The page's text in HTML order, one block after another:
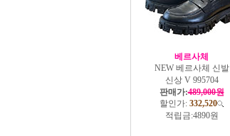
베르사체
NEW 베르사체 신발
신상 V 995704
판매가:489,000원
할인가: 332,520
적립금:4890원